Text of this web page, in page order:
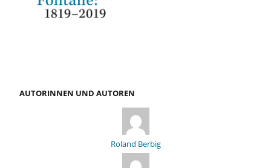
AUTORINNEN UND AUTOREN
Roland Berbig